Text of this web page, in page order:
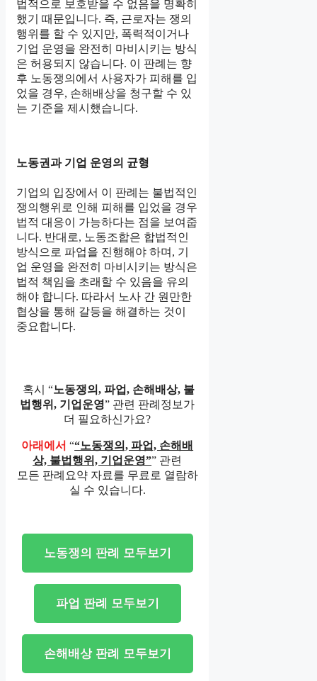
법적으로 보호받을 수 없음을 명확히
했기 때문입니다. 즉, 근로자는 쟁의
행위를 할 수 있지만, 폭력적이거나
기업 운영을 완전히 마비시키는 방식
은 허용되지 않습니다. 이 판례는 향
후 노동쟁의에서 사용자가 피해를 입
었을 경우, 손해배상을 청구할 수 있
는 기준을 제시했습니다.
노동권과 기업 운영의 균형
기업의 입장에서 이 판례는 불법적인
쟁의행위로 인해 피해를 입었을 경우
법적 대응이 가능하다는 점을 보여줍
니다. 반대로, 노동조합은 합법적인
방식으로 파업을 진행해야 하며, 기
업 운영을 완전히 마비시키는 방식은
법적 책임을 초래할 수 있음을 유의
해야 합니다. 따라서 노사 간 원만한
협상을 통해 갈등을 해결하는 것이
중요합니다.
혹시 “노동쟁의, 파업, 손해배상, 불
법행위, 기업운영” 관련 판례정보가
더 필요하신가요?
아래에서 ““노동쟁의, 파업, 손해배
상, 불법행위, 기업운영”” 관련
모든 판례요약 자료를 무료로 열람하
실 수 있습니다.
노동쟁의 판례 모두보기
파업 판례 모두보기
손해배상 판례 모두보기